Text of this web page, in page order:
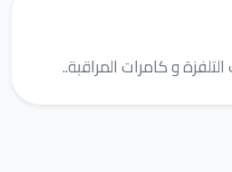
و كامرات المراقبة..